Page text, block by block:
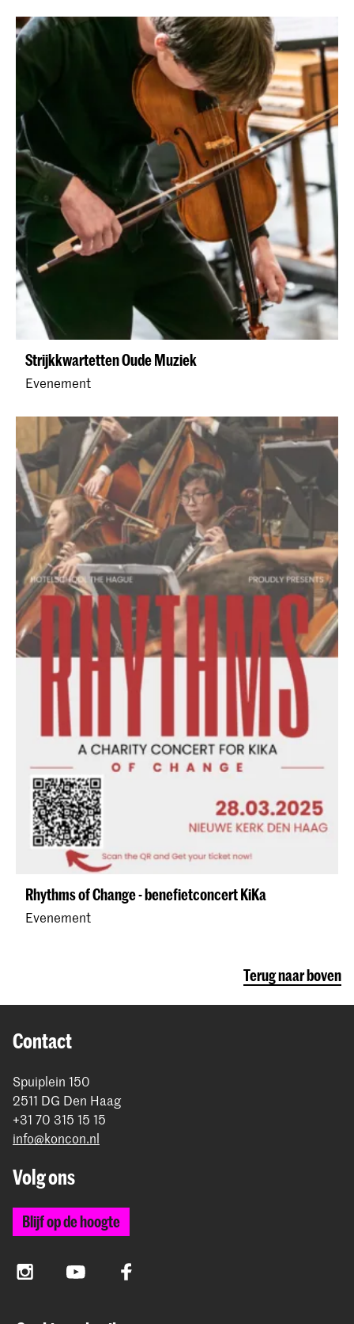
Strijkkwartetten Oude Muziek
Evenement
Rhythms of Change - benefietconcert KiKa
Evenement
Terug naar boven
Contact
Spuiplein 150
2511 DG Den Haag
+31 70 315 15 15
info@koncon.nl
Volg ons
Blijf op de hoogte
InstagramYouTube Facebook